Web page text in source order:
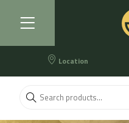
Location